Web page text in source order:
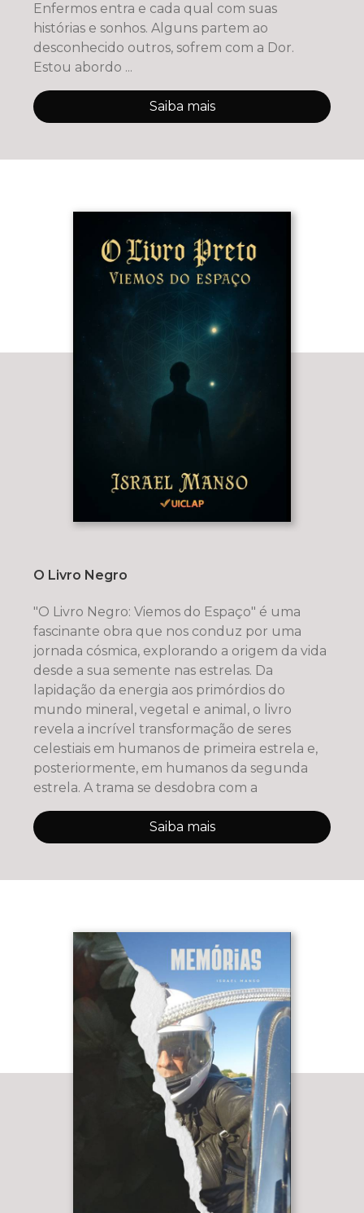
Enfermos entra e cada qual com suas
histórias e sonhos. Alguns partem ao
desconhecido outros, sofrem com a Dor.
Estou abordo ...
Saiba mais
O Livro Negro
"O Livro Negro: Viemos do Espaço" é uma
fascinante obra que nos conduz por uma
jornada cósmica, explorando a origem da vida
desde a sua semente nas estrelas. Da
lapidação da energia aos primórdios do
mundo mineral, vegetal e animal, o livro
revela a incrível transformação de seres
celestiais em humanos de primeira estrela e,
posteriormente, em humanos da segunda
estrela. A trama se desdobra com a
Saiba mais